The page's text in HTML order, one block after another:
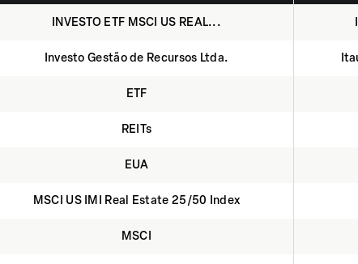
INVESTO ETF MSCI US REAL...
Investo Gestão de Recursos Ltda.
ETF
REITs
EUA
MSCI US IMI Real Estate 25/50 Index
MSCI